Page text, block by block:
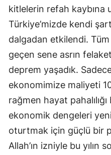
kitlelerin refah kaybına
Türkiye’mizde kendi
dalgadan etkilendi.
geçen sene asrın
deprem yaşadık.
ekonomimize maliyeti
rağmen hayat
ekonomik dengeleri
oturtmak için güçlü bir
Allah’ın izniyle bu yılın